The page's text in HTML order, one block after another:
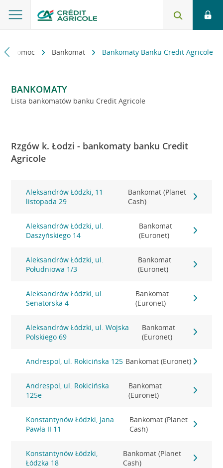
i pomoc Bankomat Bankomaty Banku Credit Agricole
BANKOMATY
Lista bankomatów banku Credit Agricole
Rzgów k. Łodzi - bankomaty banku Credit
Agricole
Aleksandrów Łódzki, 11
listopada 29
Bankomat (Planet
Cash)
Aleksandrów Łódzki, ul.
Daszyńskiego 14
Bankomat
(Euronet)
Aleksandrów Łódzki, ul.
Południowa 1/3
Bankomat
(Euronet)
Aleksandrów Łódzki, ul.
Senatorska 4
Bankomat
(Euronet)
Aleksandrów Łódzki, ul. Wojska
Polskiego 69
Bankomat
(Euronet)
Andrespol, ul. Rokicińska 125 Bankomat (Euronet)
Andrespol, ul. Rokicińska
125e
Bankomat
(Euronet)
Konstantynów Łódzki, Jana
Pawła II 11
Bankomat (Planet
Cash)
Konstantynów Łódzki,
Łódzka 18
Bankomat (Planet
Cash)